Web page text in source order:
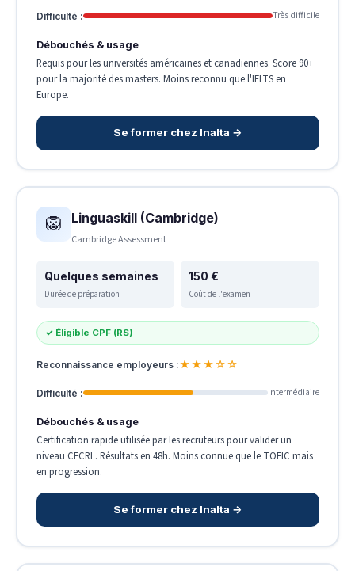
Difficulté : Très difficile
Débouchés & usage
Requis pour les universités américaines et canadiennes. Score 90+
pour la majorité des masters. Moins reconnu que l'IELTS en
Europe.
Se former chez Inalta →
🦁 Linguaskill (Cambridge)
Cambridge Assessment
Quelques semaines
Durée de préparation
150 €
Coût de l'examen
✓ Éligible CPF (RS)
Reconnaissance employeurs :★★★☆☆
Difficulté : Intermédiaire
Débouchés & usage
Certification rapide utilisée par les recruteurs pour valider un
niveau CECRL. Résultats en 48h. Moins connue que le TOEIC mais
en progression.
Se former chez Inalta →